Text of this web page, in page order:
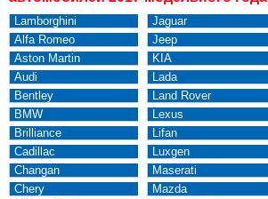
Lamborghini
Alfa Romeo
Aston Martin
Audi
Bentley
BMW
Brilliance
Cadillac
Changan
Chery
Jaguar
Jeep
KIA
Lada
Land Rover
Lexus
Lifan
Luxgen
Maserati
Mazda